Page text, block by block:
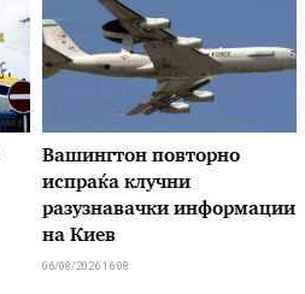
Вашингтон повторно
испраќа клучни
разузнавачки информации
на Киев
06/08/2026 16:08